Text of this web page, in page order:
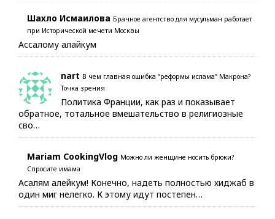
Шахло Исмаилова Брачное агентство для мусульман работает
при Исторической мечети Москвы
Ассалому алайкум
nart В чем главная ошибка “реформы ислама” Макрона?
Точка зрения
Политика Франции, как раз и показывает
обратное, тотальное вмешательство в религиозные
сво…
Mariam CookingVlog Можно ли женщине носить брюки?
Спросите имама
Асалям алейкум! Конечно, надеть полностью хиджаб в
один миг нелегко. К этому идут постепен…